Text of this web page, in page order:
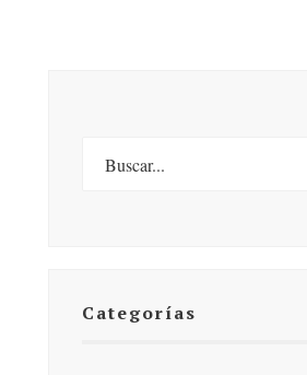
Categorías